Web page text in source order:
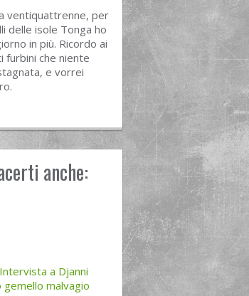
ventiquattrenne, per
delle isole Tonga ho
in più. Ricordo ai
furbini che niente
e vorrei
anche:
Intervista a Djanni
malvagio